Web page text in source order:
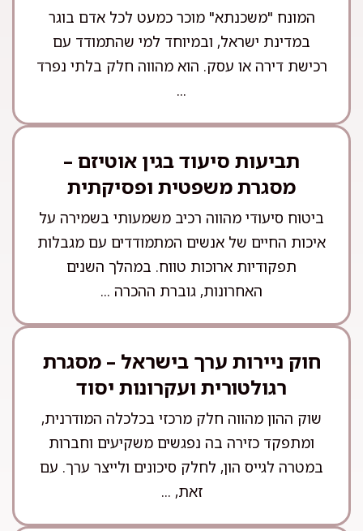
המונח "משכנתא" מוכר כמעט לכל אדם בוגר
במדינת ישראל, ובמיוחד למי שהתמודד עם
רכישת דירה או עסק. הוא מהווה חלק בלתי נפרד
...
תביעות סיעוד בגין אוטיזם –
מסגרת משפטית ופסיקתית
ביטוח סיעודי מהווה רכיב משמעותי בשמירה על
איכות החיים של אנשים המתמודדים עם מגבלות
תפקודיות ארוכות טווח. במהלך השנים
האחרונות, גוברת ההכרה ...
חוק ניירות ערך בישראל – מסגרת
רגולטורית ועקרונות יסוד
שוק ההון מהווה חלק מרכזי בכלכלה המודרנית,
ומתפקד כזירה בה נפגשים משקיעים וחברות
במטרה לגייס הון, לחלק סיכונים ולייצר ערך. עם
זאת, ...